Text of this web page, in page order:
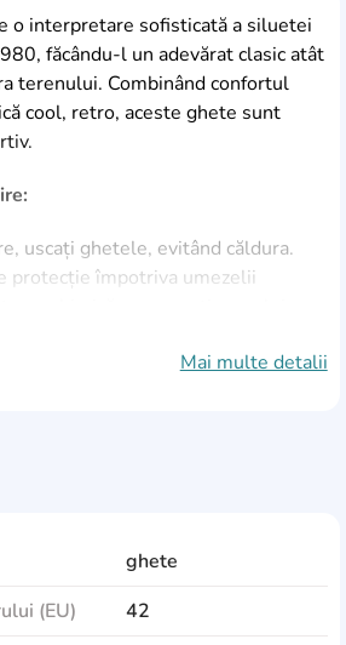
o interpretare sofisticată a siluetei
făcându-l un adevărat clasic atât
terenului. Combinând confortul
cool, retro, aceste ghete sunt
uscați ghetele, evitând căldura.
protecție împotriva umezelii
Mai multe detalii
ghete
(EU)
42